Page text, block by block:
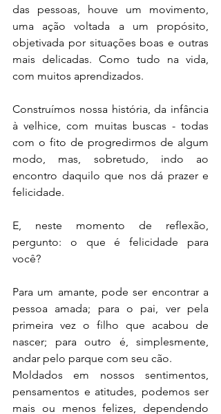
das pessoas, houve um movimento,
uma ação voltada a um propósito,
objetivada por situações boas e outras
mais delicadas. Como tudo na vida,
com muitos aprendizados.
Construímos nossa história, da infância
à velhice, com muitas buscas - todas
com o fito de progredirmos de algum
modo, mas, sobretudo, indo ao
encontro daquilo que nos dá prazer e
felicidade.
E, neste momento de reflexão,
pergunto: o que é felicidade para
você?
Para um amante, pode ser encontrar a
pessoa amada; para o pai, ver pela
primeira vez o filho que acabou de
nascer; para outro é, simplesmente,
andar pelo parque com seu cão.
Moldados em nossos sentimentos,
pensamentos e atitudes, podemos ser
mais ou menos felizes, dependendo